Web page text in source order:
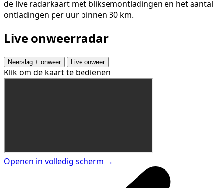
de live radarkaart met bliksemontladingen en het aantal
ontladingen per uur binnen 30 km.
Live onweerradar
Neerslag + onweer Live onweer
Klik om de kaart te bedienen
Openen in volledig scherm →